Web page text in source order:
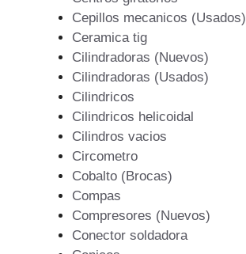
Cepillos mecanicos (Usados)
Ceramica tig
Cilindradoras (Nuevos)
Cilindradoras (Usados)
Cilindricos
Cilindricos helicoidal
Cilindros vacios
Circometro
Cobalto (Brocas)
Compas
Compresores (Nuevos)
Conector soldadora